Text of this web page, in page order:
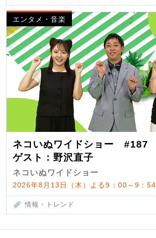
エンタメ・音楽
ネコいぬワイドショー #187
ゲスト：野沢直子
ネコいぬワイドショー
2026年8月13日（木）よる9：00～9：54
情報・トレンド